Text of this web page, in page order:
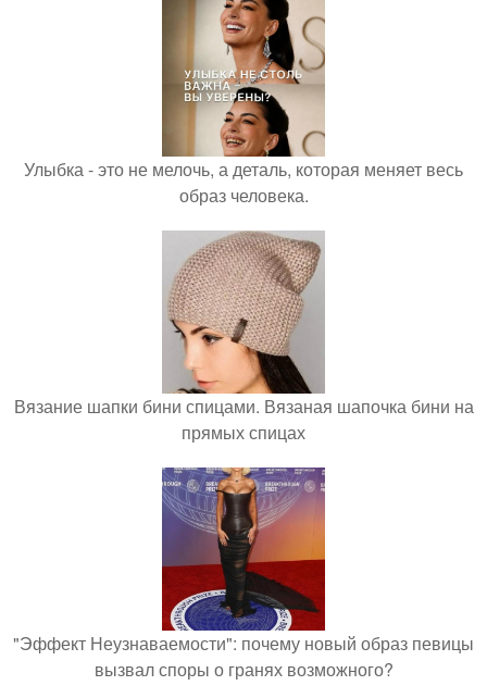
Улыбка - это не мелочь, а деталь, которая меняет весь
образ человека.
Вязание шапки бини спицами. Вязаная шапочка бини на
прямых спицах
"Эффект Неузнаваемости": почему новый образ певицы
вызвал споры о гранях возможного?